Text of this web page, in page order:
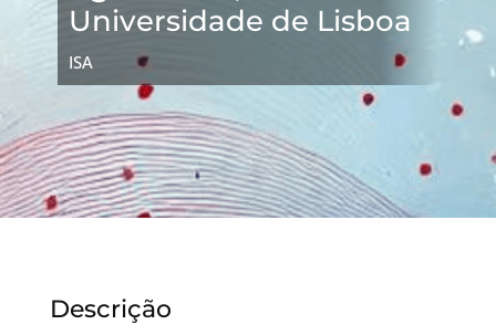
Universidade de Lisboa
ISA
Descrição